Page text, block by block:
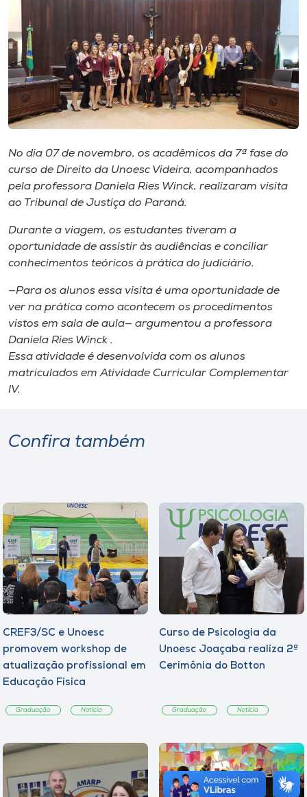
CPA
Biblioteca
Editora
Rádio
Museu
Unoesc
Store
Selecione
o idioma
No dia 07 de novembro, os acadêmicos da 7ª fase do
curso de Direito da Unoesc Videira, acompanhados
pela professora Daniela Ries Winck, realizaram visita
ao Tribunal de Justiça do Paraná.
Durante a viagem, os estudantes tiveram a
oportunidade de assistir às audiências e conciliar
conhecimentos teóricos à prática do judiciário.
—Para os alunos essa visita é uma oportunidade de
ver na prática como acontecem os procedimentos
vistos em sala de aula— argumentou a professora
Daniela Ries Winck .
Essa atividade é desenvolvida com os alunos
matriculados em Atividade Curricular Complementar
IV.
Confira também
CREF3/SC e Unoesc
promovem workshop de
atualização profissional em
Educação Física
Graduação Notícia
Curso de Psicologia da
Unoesc Joaçaba realiza 2ª
Cerimônia do Botton
Graduação Notícia